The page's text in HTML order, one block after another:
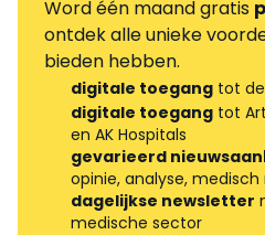
Word één maand gratis
ontdek alle unieke
bieden hebben.
digitale toegang tot
digitale toegang tot
en AK Hospitals
gevarieerd
opinie, analyse,
dagelijkse newsletter
medische sector